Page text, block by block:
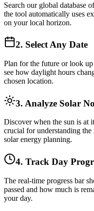
Search our global database
the tool automatically uses
on your local horizon.
2. Select Any Date
Plan for the future or look
see how daylight hours
chosen location.
3. Analyze Solar
Discover when the sun is at
crucial for understanding
solar energy planning.
4. Track Day
The real-time progress bar
passed and how much is
your day.